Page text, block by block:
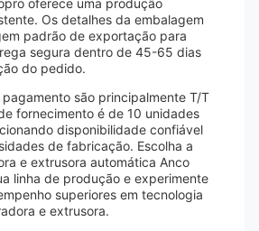
oferece uma produção
Os detalhes da embalagem
padrão de exportação para
segura dentro de 45-65 dias
do pedido.
são principalmente T/T
fornecimento é de 10 unidades
disponibilidade confiável
de fabricação. Escolha a
e extrusora automática Anco
linha de produção e experimente
superiores em tecnologia
e extrusora.